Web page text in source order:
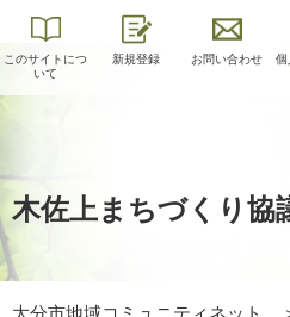
このサイトにつ
いて
新規登録 お問い合わせ
個
木佐上まちづくり協
大分市地域コミュニティネット